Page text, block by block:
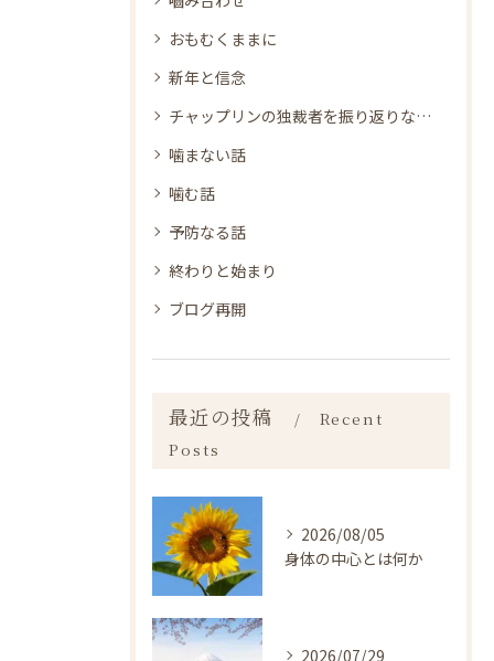
おもむくままに
新年と信念
チャップリンの独裁者を振り返りながら
噛まない話
噛む話
予防なる話
終わりと始まり
ブログ再開
最近の投稿
Recent
Posts
2026/08/05
身体の中心とは何か
2026/07/29